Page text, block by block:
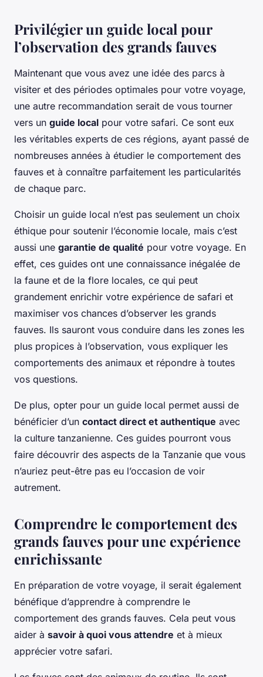
Privilégier un guide local pour
l’observation des grands fauves
Maintenant que vous avez une idée des parcs à
visiter et des périodes optimales pour votre voyage,
une autre recommandation serait de vous tourner
vers un guide local pour votre safari. Ce sont eux
les véritables experts de ces régions, ayant passé de
nombreuses années à étudier le comportement des
fauves et à connaître parfaitement les particularités
de chaque parc.
Choisir un guide local n’est pas seulement un choix
éthique pour soutenir l’économie locale, mais c’est
aussi une garantie de qualité pour votre voyage. En
effet, ces guides ont une connaissance inégalée de
la faune et de la flore locales, ce qui peut
grandement enrichir votre expérience de safari et
maximiser vos chances d’observer les grands
fauves. Ils sauront vous conduire dans les zones les
plus propices à l’observation, vous expliquer les
comportements des animaux et répondre à toutes
vos questions.
De plus, opter pour un guide local permet aussi de
bénéficier d’un contact direct et authentique avec
la culture tanzanienne. Ces guides pourront vous
faire découvrir des aspects de la Tanzanie que vous
n’auriez peut-être pas eu l’occasion de voir
autrement.
Comprendre le comportement des
grands fauves pour une expérience
enrichissante
En préparation de votre voyage, il serait également
bénéfique d’apprendre à comprendre le
comportement des grands fauves. Cela peut vous
aider à savoir à quoi vous attendre et à mieux
apprécier votre safari.